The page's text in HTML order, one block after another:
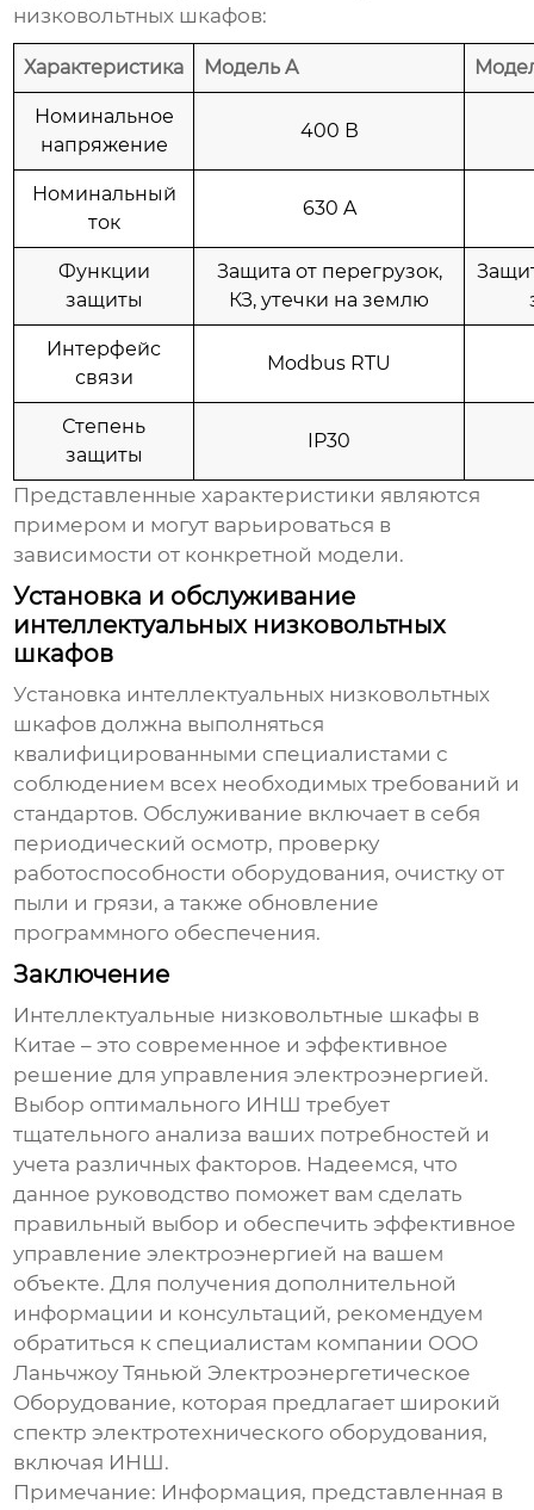
низковольтных шкафов:
Характеристика Модель A
Номинальное
напряжение
400 В
Номинальный
ток
630 A
Функции
защиты
Защита от перегрузок,
КЗ, утечки на землю
Интерфейс
связи
Modbus RTU
Степень
защиты
IP30
Представленные характеристики являются
примером и могут варьироваться в
зависимости от конкретной модели.
Установка и обслуживание
интеллектуальных низковольтных
шкафов
Установка интеллектуальных низковольтных
шкафов должна выполняться
квалифицированными специалистами с
соблюдением всех необходимых требований и
стандартов. Обслуживание включает в себя
периодический осмотр, проверку
работоспособности оборудования, очистку от
пыли и грязи, а также обновление
программного обеспечения.
Заключение
Интеллектуальные низковольтные шкафы в
Китае – это современное и эффективное
решение для управления электроэнергией.
Выбор оптимального ИНШ требует
тщательного анализа ваших потребностей и
учета различных факторов. Надеемся, что
данное руководство поможет вам сделать
правильный выбор и обеспечить эффективное
управление электроэнергией на вашем
объекте. Для получения дополнительной
информации и консультаций, рекомендуем
обратиться к специалистам компании ООО
Ланьчжоу Тяньюй Электроэнергетическое
Оборудование, которая предлагает широкий
спектр электротехнического оборудования,
включая ИНШ.
Примечание: Информация, представленная в